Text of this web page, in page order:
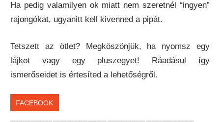
Ha pedig valamilyen ok miatt nem szeretnél “ingyen”
rajongókat, ugyanitt kell kivenned a pipát.
Tetszett az ötlet? Megköszönjük, ha nyomsz egy
lájkot vagy egy pluszegyet! Ráadásul így
ismerőseidet is értesíted a lehetőségről.
FACEBOOK